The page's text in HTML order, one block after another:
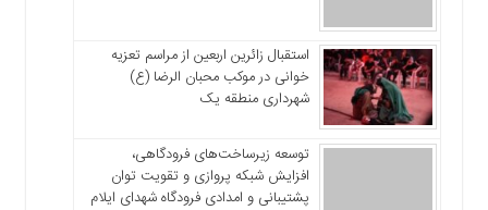
استقبال زائرین اربعین از مراسم تعزیه
خوانی در موکب محبان الرضا (ع)
شهرداری منطقه یک
توسعه زیرساخت‌های فرودگاهی،
افزایش شبکه پروازی و تقویت توان
پشتیبانی و امدادی فرودگاه شهدای ایلام